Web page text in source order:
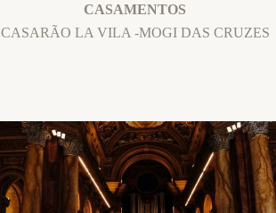
CASAMENTOS
CASARÃO LA VILA -MOGI DAS CRUZES